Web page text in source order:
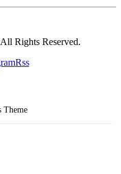
Rights Reserved.
Rss
Theme